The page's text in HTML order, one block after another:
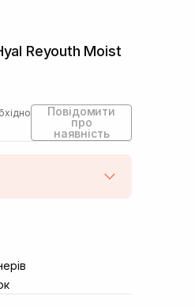
Reyouth Moist
Повідомити
про
наявність
Немає в наявності!